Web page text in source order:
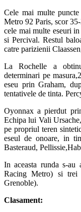
Cele mai multe
Metro 92 Paris, scor
cele mai multe eseuri
si Percival. Restul
catre parizienii
La Rochelle a
determinari pe
eseu prin Graham,
tentativele de tinta.
Oyonnax a pierdut
Echipa lui Vali
pe propriul teren
eseul de onoare, in
Basteraud,
In aceasta runda s-au
Racing Metro) si trei
Grenoble).
Clasament: